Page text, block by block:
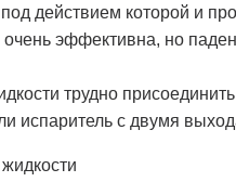
действием которой и
эффективна, но
трудно
испаритель с двумя